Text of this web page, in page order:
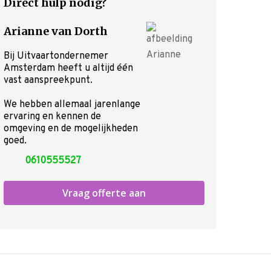
Arianne van Dorth
Bij Uitvaartondernemer
Amsterdam heeft u altijd één
vast aanspreekpunt.
We hebben allemaal jarenlange
ervaring en kennen de
omgeving en de mogelijkheden
goed.
0610555527
Vraag offerte aan
Asbestemming of
Kosten uitvaart
Over ons
Ervaringen
Offerte aanvragen